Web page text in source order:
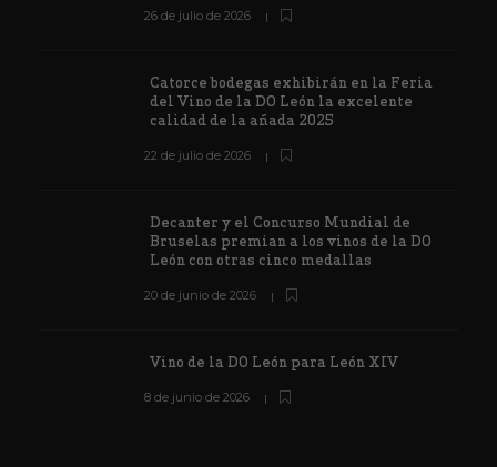
26 de julio de 2026
Catorce bodegas exhibirán en la Feria
del Vino de la DO León la excelente
calidad de la añada 2025
22 de julio de 2026
Decanter y el Concurso Mundial de
Bruselas premian a los vinos de la DO
León con otras cinco medallas
20 de junio de 2026
Vino de la DO León para León XIV
8 de junio de 2026